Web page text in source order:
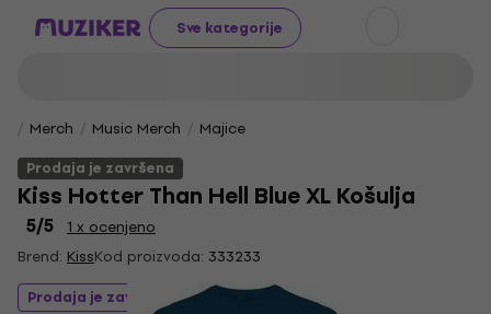
Sve kategorije
Merch Music Merch
Majice
Prodaja je završena
Kiss Hotter Than Hell Blue XL Košulja
5/5
1 x ocenjeno
Brend: KissKod proizvoda: 333233
Prodaja je završena